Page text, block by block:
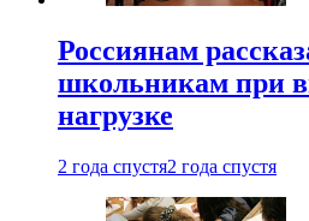
Россиянам
школьникам при
нагрузке
2 года спустя2 года спустя